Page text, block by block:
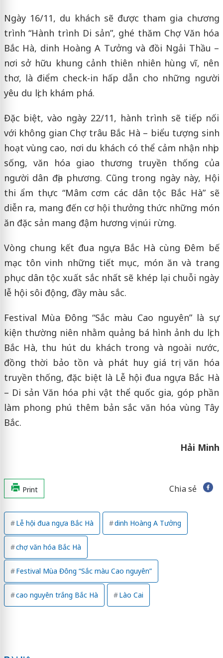
Ngày 16/11, du khách sẽ được tham gia chương
trình “Hành trình Di sản”, ghé thăm Chợ Văn hóa
Bắc Hà, dinh Hoàng A Tưởng và đồi Ngải Thầu –
nơi sở hữu khung cảnh thiên nhiên hùng vĩ, nên
thơ, là điểm check-in hấp dẫn cho những người
yêu du lịch khám phá.
Đặc biệt, vào ngày 22/11, hành trình sẽ tiếp nối
với không gian Chợ trâu Bắc Hà – biểu tượng sinh
hoạt vùng cao, nơi du khách có thể cảm nhận nhịp
sống, văn hóa giao thương truyền thống của
người dân địa phương. Cũng trong ngày này, Hội
thi ẩm thực “Mâm cơm các dân tộc Bắc Hà” sẽ
diễn ra, mang đến cơ hội thưởng thức những món
ăn đặc sản mang đậm hương vị núi rừng.
Vòng chung kết đua ngựa Bắc Hà cùng Đêm bế
mạc tôn vinh những tiết mục, món ăn và trang
phục dân tộc xuất sắc nhất sẽ khép lại chuỗi ngày
lễ hội sôi động, đầy màu sắc.
Festival Mùa Đông “Sắc màu Cao nguyên” là sự
kiện thường niên nhằm quảng bá hình ảnh du lịch
Bắc Hà, thu hút du khách trong và ngoài nước,
đồng thời bảo tồn và phát huy giá trị văn hóa
truyền thống, đặc biệt là Lễ hội đua ngựa Bắc Hà
– Di sản Văn hóa phi vật thể quốc gia, góp phần
làm phong phú thêm bản sắc văn hóa vùng Tây
Bắc.
Hải Minh
Print Chia sẻ
Lễ hội đua ngựa Bắc Hà dinh Hoàng A Tưởng
chợ văn hóa Bắc Hà
Festival Mùa Đông “Sắc màu Cao nguyên”
cao nguyên trắng Bắc Hà Lào Cai